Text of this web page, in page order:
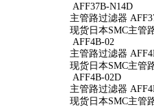
AFF37B-N14D
主管路过滤器
现货日本SMC主管
AFF4B-02
主管路过滤器
现货日本SMC主管
AFF4B-02D
主管路过滤器
现货日本SMC主管